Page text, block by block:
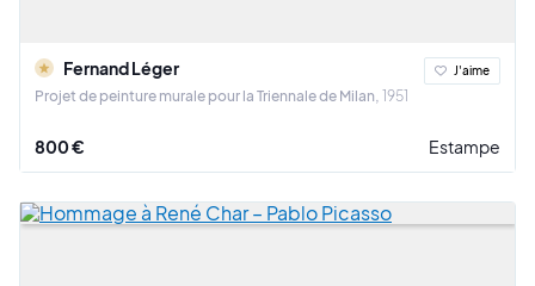
Fernand Léger
Projet de peinture murale pour la Triennale de Milan 1951
J'aime
800 € Estampe